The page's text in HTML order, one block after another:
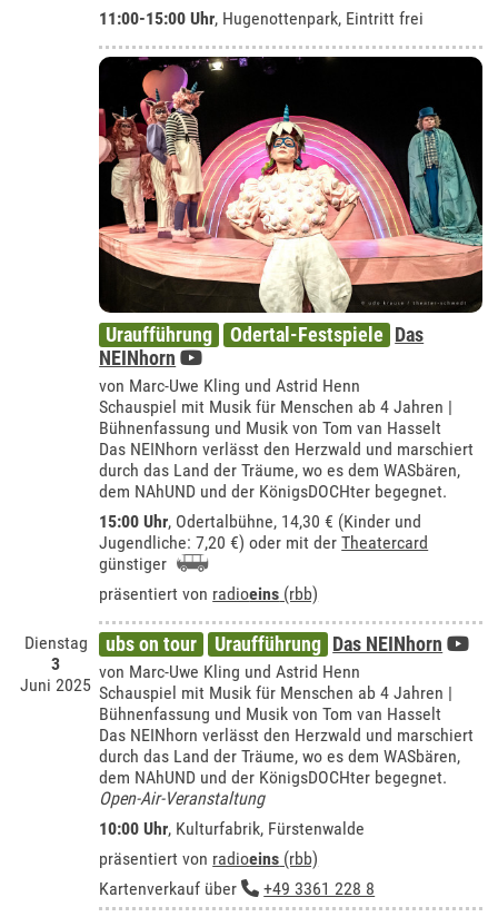
11:00-15:00 Uhr, Hugenottenpark, Eintritt frei
Uraufführung Odertal-Festspiele Das
NEINhorn
von Marc-Uwe Kling und Astrid Henn
Schauspiel mit Musik für Menschen ab 4 Jahren |
Bühnenfassung und Musik von Tom van Hasselt
Das NEINhorn verlässt den Herzwald und marschiert
durch das Land der Träume, wo es dem WASbären,
dem NAhUND und der KönigsDOCHter begegnet.
15:00 Uhr, Odertalbühne, 14,30 € (Kinder und
Jugendliche: 7,20 €) oder mit derTheatercard
günstiger
präsentiert von radioeins (rbb)
Dienstag
3
Juni 2025
ubs on tour Uraufführung Das NEINhorn
von Marc-Uwe Kling und Astrid Henn
Schauspiel mit Musik für Menschen ab 4 Jahren |
Bühnenfassung und Musik von Tom van Hasselt
Das NEINhorn verlässt den Herzwald und marschiert
durch das Land der Träume, wo es dem WASbären,
dem NAhUND und der KönigsDOCHter begegnet.
Open-Air-Veranstaltung
10:00 Uhr, Kulturfabrik, Fürstenwalde
präsentiert von radioeins (rbb)
Kartenverkauf über
+49 3361 228 8